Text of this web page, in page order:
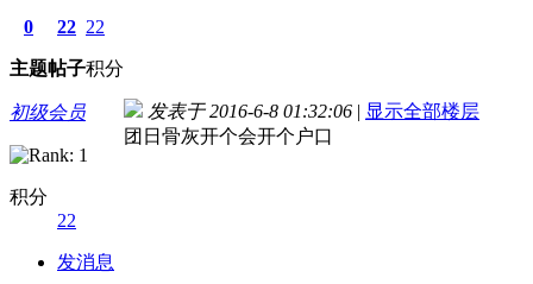
0
主题
22
帖子
22
积分
初级会员
积分
22
发消息
发表于 2016-6-8 01:32:06 | 显示全部楼层
团日骨灰开个会开个户口